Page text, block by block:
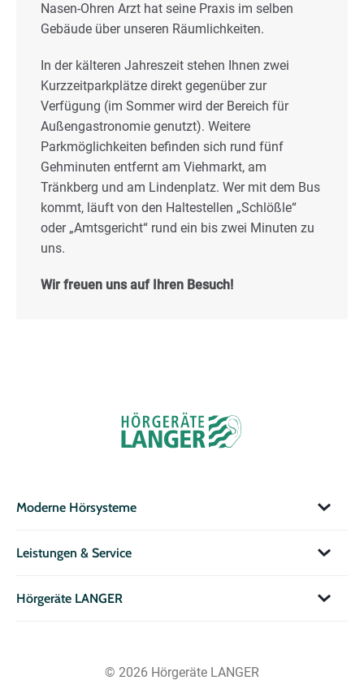
Nasen-Ohren Arzt hat seine Praxis im selben
Gebäude über unseren Räumlichkeiten.
In der kälteren Jahreszeit stehen Ihnen zwei
Kurzzeitparkplätze direkt gegenüber zur
Verfügung (im Sommer wird der Bereich für
Außengastronomie genutzt). Weitere
Parkmöglichkeiten befinden sich rund fünf
Gehminuten entfernt am Viehmarkt, am
Tränkberg und am Lindenplatz. Wer mit dem Bus
kommt, läuft von den Haltestellen „Schlößle“
oder „Amtsgericht“ rund ein bis zwei Minuten zu
uns.
Wir freuen uns auf Ihren Besuch!
Moderne Hörsysteme
Leistungen & Service
Hörgeräte LANGER
© 2026 Hörgeräte LANGER